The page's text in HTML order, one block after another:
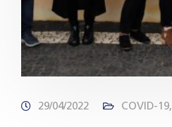
29/04/2022 COVID-19,